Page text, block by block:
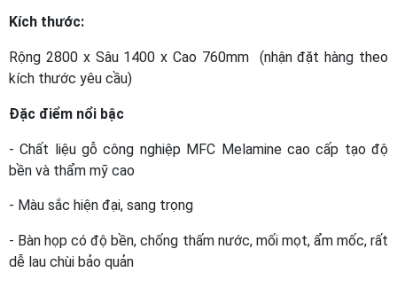
Kích thước:
Rộng 2800 x Sâu 1400 x Cao 760mm (nhận đặt hàng theo
kích thước yêu cầu)
Đặc điểm nổi bậc
- Chất liệu gỗ công nghiệp MFC Melamine cao cấp tạo độ
bền và thẩm mỹ cao
- Màu sắc hiện đại, sang trọng
- Bàn họp có độ bền, chống thấm nước, mối mọt, ẩm mốc, rất
dễ lau chùi bảo quản